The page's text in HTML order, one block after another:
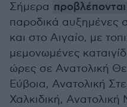
Σήμερα προβλέπονται
παροδικά αυξημένες
και στο Αιγαίο, με
μεμονωμένες
ώρες σε Ανατολική
Εύβοια, Ανατολική
Χαλκιδική,